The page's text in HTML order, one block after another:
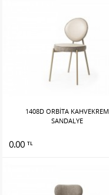
1408D ORBİTA KAHVEKREM
SANDALYE
0.00 TL